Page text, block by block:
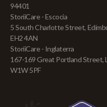
94401
StoriiCare - Escocia
5 South Charlotte Street,
EH2 4AN
StoriiCare - Inglaterra
167-169 Great Portland Street,
W1W 5PF